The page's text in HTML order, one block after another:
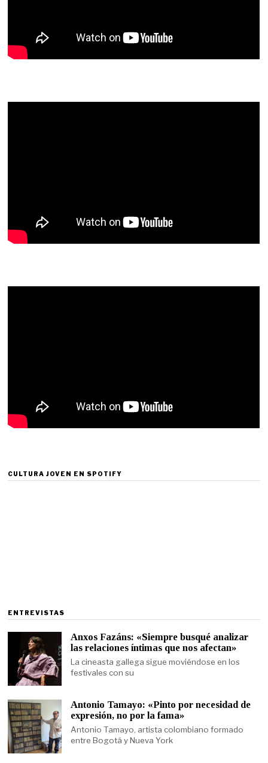
CULTURA JOVEN EN SPOTIFY
ENTREVISTAS
Anxos Fazáns: «Siempre busqué analizar
las relaciones íntimas que nos afectan»
La cineasta gallega sigue moviéndose en los
festivales con su
Antonio Tamayo: «Pinto por necesidad de
expresión, no por la fama»
Antonio Tamayo, artista colombiano formado
entre Bogotá y Nueva York